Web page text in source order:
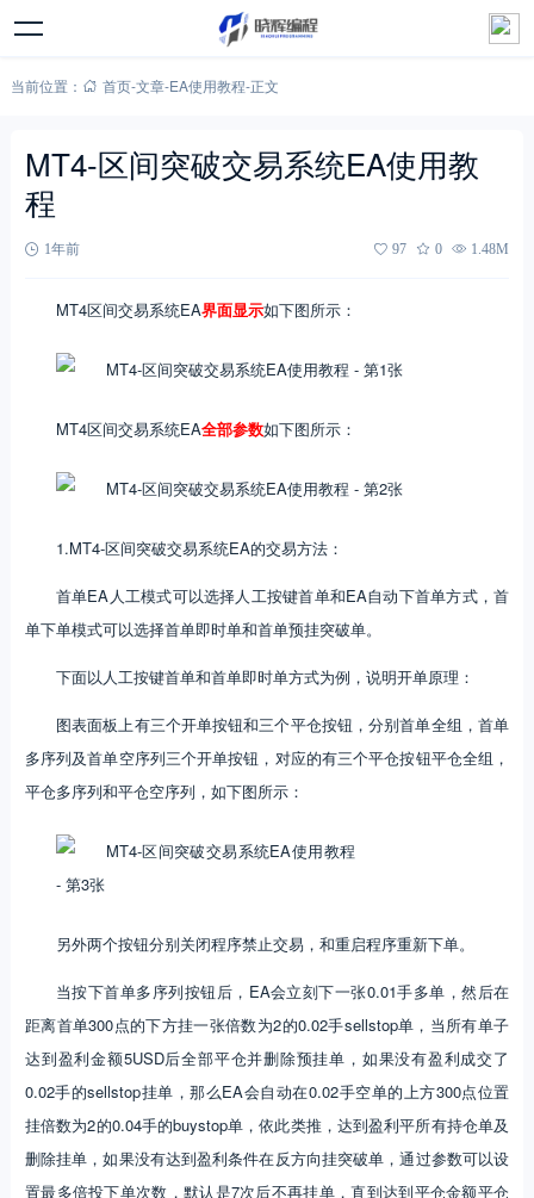
当前位置： 首页-文章-EA使用教程-正文
MT4-区间突破交易系统EA使用教
程
1年前 97 0 1.48M
MT4区间交易系统EA界面显示如下图所示：
MT4区间交易系统EA全部参数如下图所示：
1.MT4-区间突破交易系统EA的交易方法：
首单EA人工模式可以选择人工按键首单和EA自动下首单方式，首
单下单模式可以选择首单即时单和首单预挂突破单。
下面以人工按键首单和首单即时单方式为例，说明开单原理：
图表面板上有三个开单按钮和三个平仓按钮，分别首单全组，首单
多序列及首单空序列三个开单按钮，对应的有三个平仓按钮平仓全组，
平仓多序列和平仓空序列，如下图所示：
另外两个按钮分别关闭程序禁止交易，和重启程序重新下单。
当按下首单多序列按钮后，EA会立刻下一张0.01手多单，然后在
距离首单300点的下方挂一张倍数为2的0.02手sellstop单，当所有单子
达到盈利金额5USD后全部平仓并删除预挂单，如果没有盈利成交了
0.02手的sellstop挂单，那么EA会自动在0.02手空单的上方300点位置
挂倍数为2的0.04手的buystop单，依此类推，达到盈利平所有持仓单及
删除挂单，如果没有达到盈利条件在反方向挂突破单，通过参数可以设
置最多倍投下单次数，默认是7次后不再挂单，直到达到平仓金额平仓